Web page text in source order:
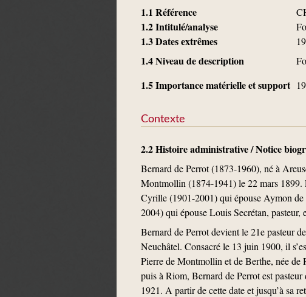
1.1 Référence
1.2 Intitulé/analyse
1.3 Dates extrêmes
1.4 Niveau de description
1.5 Importance matérielle et support
Contexte
2.2 Histoire administrative / Notice
Bernard de Perrot (1873-1960), né à
Montmollin (1874-1941) le 22 mars 1899.
Cyrille (1901-2001) qui épouse Aymon
2004) qui épouse Louis Secrétan,
Bernard de Perrot devient le 21e pasteur
Neuchâtel. Consacré le 13 juin 1900, il
Pierre de Montmollin et de Berthe, née de
puis à Riom, Bernard de Perrot est
1921. A partir de cette date et jusqu’à sa